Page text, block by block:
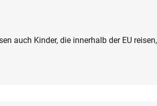
auch Kinder, die innerhalb der EU